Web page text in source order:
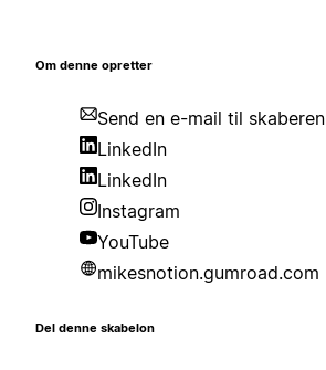
Om denne opretter
Send en e-mail til skaberen
LinkedIn
LinkedIn
Instagram
YouTube
mikesnotion.gumroad.com
Del denne skabelon